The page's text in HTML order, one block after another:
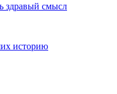
здравый смысл
историю